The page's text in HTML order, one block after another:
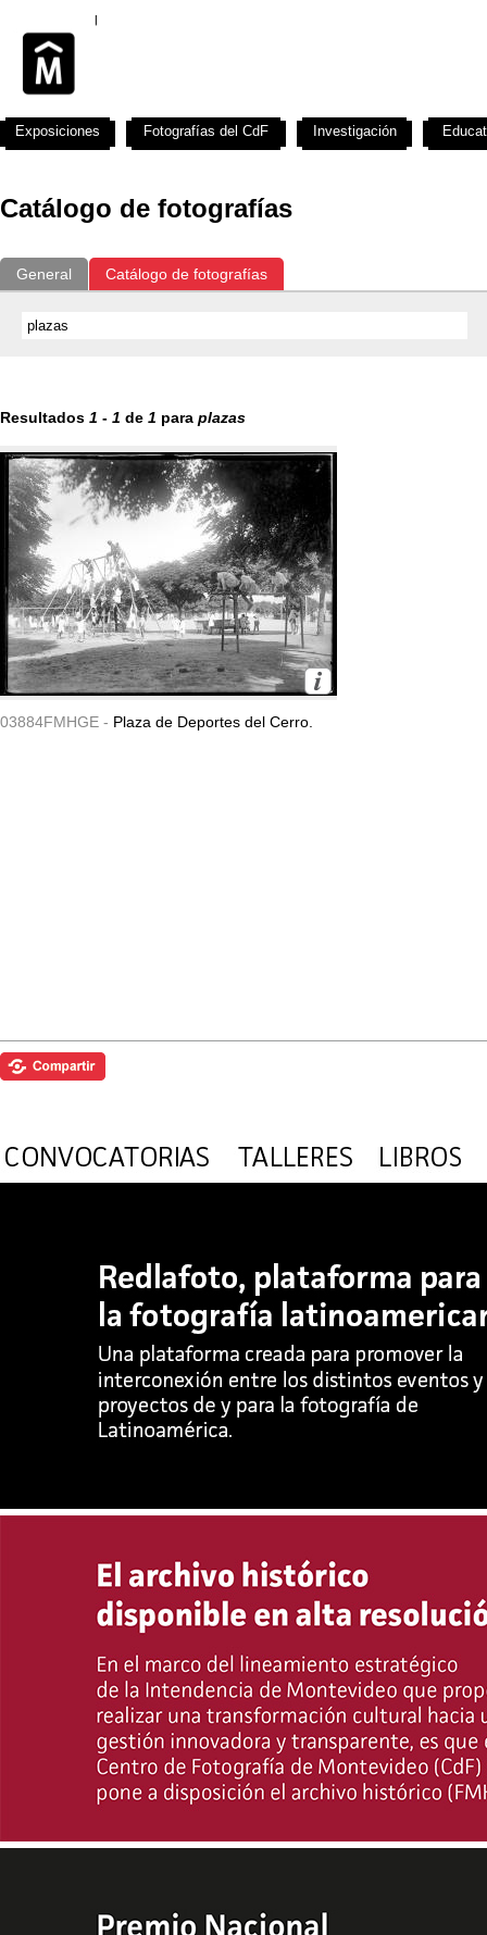
Catálogo de fotografías
General Catálogo de fotografías
Resultados 1 - 1 de 1 para plazas
03884FMHGE - Plaza de Deportes del Cerro.
Exposiciones Fotografías del CdF Investigación